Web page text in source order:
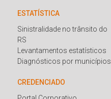
ESTATÍSTICA
Sinistralidade no trânsito do
RS
Levantamentos estatísticos
Diagnósticos por municípios
CREDENCIADO